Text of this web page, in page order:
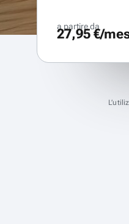
a partire da
27,95 €/